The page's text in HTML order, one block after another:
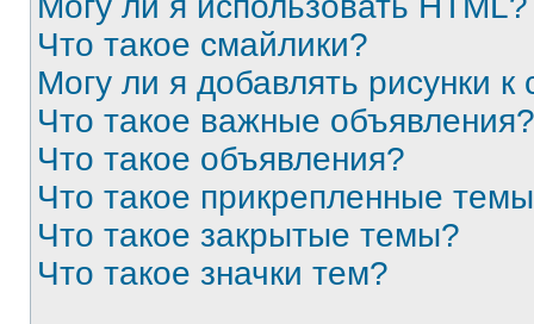
Что такое смайлики?
Могу ли я добавлять рисунки
Что такое важные объявления?
Что такое объявления?
Что такое прикрепленные
Что такое закрытые темы?
Что такое значки тем?